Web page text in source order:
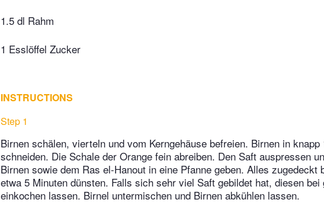
1.5 dl Rahm
1 Esslöffel Zucker
INSTRUCTIONS
Step 1
Birnen schälen, vierteln und vom Kerngehäuse befreien. Birnen in
schneiden. Die Schale der Orange fein abreiben. Den Saft auspressen
Birnen sowie dem Ras el-Hanout in eine Pfanne geben. Alles zugedeckt
etwa 5 Minuten dünsten. Falls sich sehr viel Saft gebildet hat, diesen
einkochen lassen. Birnel untermischen und Birnen abkühlen lassen.